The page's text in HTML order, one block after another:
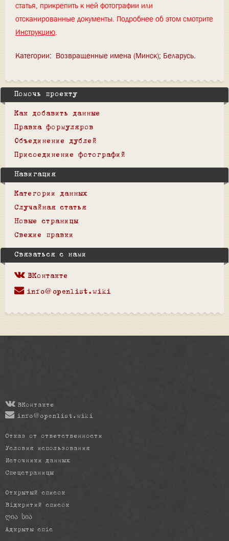
статья, прикрепить к ней фотографии или
отсканированные документы. Подробнее об этом смотрите
Инструкцию.
Категории: Возвращенные имена (Минск) Беларусь
Помочь проекту
Как добавить данные
Правка формуляров
Объединение дублей
Присоединение фотографий
Навигация
Категории данных
Случайная статья
Новые страницы
Свежие правки
Связаться с нами
ВКонтакте
info@openlist.wiki
ВКонтакте
info@openlist.wiki
Отказ от ответственности
Условия использования
Источники данных
Спецстраницы
Открытый список
Відкритий список
ღია სია
Адкрыты спіс